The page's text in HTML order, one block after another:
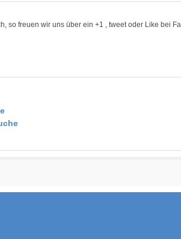
so freuen wir uns über ein +1 , tweet oder Like bei